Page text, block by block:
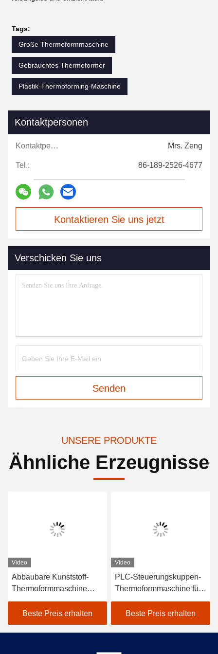
Tags:
Große Thermoformmaschine
Gebrauchtes Thermoformer
Plastik-Thermoforming-Maschine
Kontaktpersonen
Kontaktpersonen: Mrs. Zeng
Tel.: 86-189-2526-4677
Kontaktieren Sie uns jetzt
Verschicken Sie uns
Senden
UNSERE PRODUKTE
Ähnliche Erzeugnisse
Video
Abbaubare Kunststoff-
Thermoformmaschine
Maximale Formtiefe 180
mmBeste Preis erhalten
Video
PLC-Steuerungskuppen-
Thermoformmaschine für
PE-PET-PVC-Material
Beste Preis erhalten